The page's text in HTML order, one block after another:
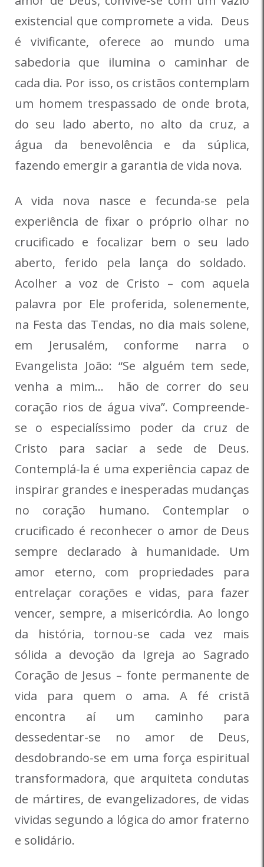
existencial que compromete a vida. Deus
é vivificante, oferece ao mundo uma
sabedoria que ilumina o caminhar de
cada dia. Por isso, os cristãos contemplam
um homem trespassado de onde brota,
do seu lado aberto, no alto da cruz, a
água da benevolência e da súplica,
fazendo emergir a garantia de vida nova.
A vida nova nasce e fecunda-se pela
experiência de fixar o próprio olhar no
crucificado e focalizar bem o seu lado
aberto, ferido pela lança do soldado.
Acolher a voz de Cristo – com aquela
palavra por Ele proferida, solenemente,
na Festa das Tendas, no dia mais solene,
em Jerusalém, conforme narra o
Evangelista João: “Se alguém tem sede,
venha a mim… hão de correr do seu
coração rios de água viva”. Compreende-
se o especialíssimo poder da cruz de
Cristo para saciar a sede de Deus.
Contemplá-la é uma experiência capaz de
inspirar grandes e inesperadas mudanças
no coração humano. Contemplar o
crucificado é reconhecer o amor de Deus
sempre declarado à humanidade. Um
amor eterno, com propriedades para
entrelaçar corações e vidas, para fazer
vencer, sempre, a misericórdia. Ao longo
da história, tornou-se cada vez mais
sólida a devoção da Igreja ao Sagrado
Coração de Jesus – fonte permanente de
vida para quem o ama. A fé cristã
encontra aí um caminho para
dessedentar-se no amor de Deus,
desdobrando-se em uma força espiritual
transformadora, que arquiteta condutas
de mártires, de evangelizadores, de vidas
vividas segundo a lógica do amor fraterno
e solidário.